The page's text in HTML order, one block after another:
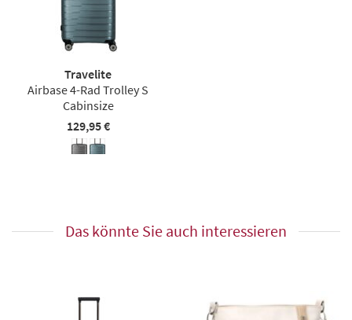
Travelite
Airbase 4-Rad Trolley S
Cabinsize
129,95 €
Das könnte Sie auch interessieren